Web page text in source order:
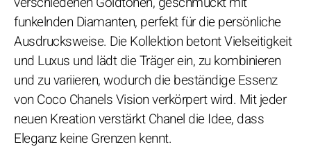
funkelnden Diamanten, perfekt für die persönliche
Ausdrucksweise. Die Kollektion betont Vielseitigkeit
und Luxus und lädt die Träger ein, zu kombinieren
und zu variieren, wodurch die beständige Essenz
von Coco Chanels Vision verkörpert wird. Mit jeder
neuen Kreation verstärkt Chanel die Idee, dass
Eleganz keine Grenzen kennt.